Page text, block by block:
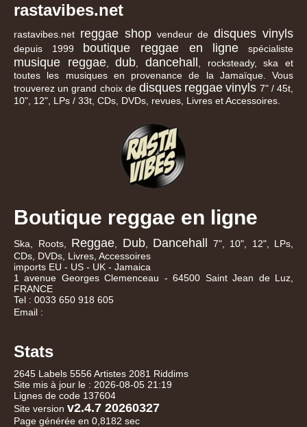
rastavibes.net
rastavibes.net reggae shopvendeur dedisques vinyls
depuis 1999 boutique reggae en ligne spécialiste
musique reggae,dub ,dancehall
, rocksteady, ska et
toutes les musiques en provenance de la Jamaïque. Vous
trouverez un grand choix de disques reggae vinyls 7" / 45t,
10", 12", LPs / 33t, CDs, DVDs, revues, Livres et Accessoires.
Boutique reggae en ligne
Ska, Roots, Reggae Dub, Dancehall
7", 10", 12", LPs,
CDs, DVDs, Livres, Accessoires
imports EU - US - UK - Jamaica
1 avenue Georges Clemenceau - 64500 Saint Jean de Luz,
FRANCE
Tel : 0033 650 918 605
Email :
Stats
2645 Labels 5556 Artistes 2081 Riddims
Site mis à jour le : 2026-08-05 21:19
Lignes de code 137604
Site version v2.4.7 20260327
Page générée en 0,8182 sec